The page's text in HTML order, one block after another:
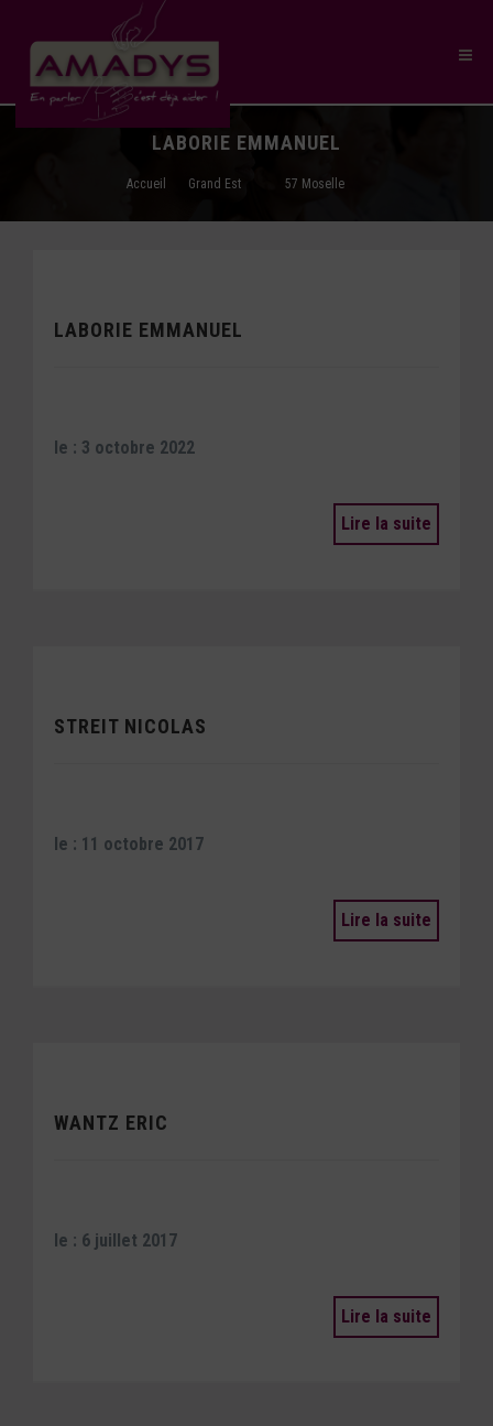
LABORIE EMMANUEL
Accueil Grand Est 57 Moselle
LABORIE EMMANUEL
le : 3 octobre 2022
Lire la suite
STREIT NICOLAS
le : 11 octobre 2017
Lire la suite
WANTZ ERIC
le : 6 juillet 2017
Lire la suite